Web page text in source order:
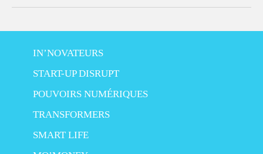
IN’NOVATEURS
START-UP DISRUPT
POUVOIRS NUMÉRIQUES
TRANSFORMERS
SMART LIFE